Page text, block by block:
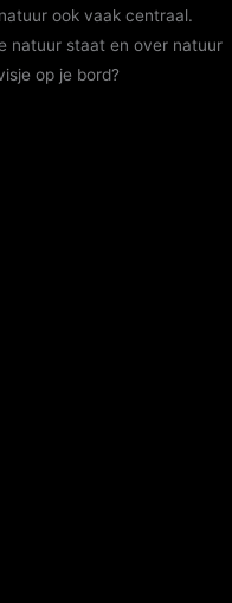
ook vaak centraal.
natuur staat en over natuur
op je bord?